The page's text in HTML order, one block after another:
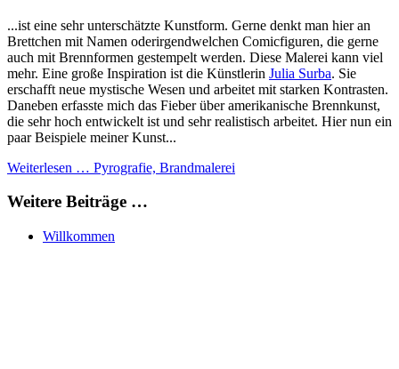
...ist eine sehr unterschätzte Kunstform. Gerne denkt man hier an
Brettchen mit Namen oderirgendwelchen Comicfiguren, die gerne
auch mit Brennformen gestempelt werden. Diese Malerei kann viel
mehr. Eine große Inspiration ist die Künstlerin Julia Surba. Sie
erschafft neue mystische Wesen und arbeitet mit starken Kontrasten.
Daneben erfasste mich das Fieber über amerikanische Brennkunst,
die sehr hoch entwickelt ist und sehr realistisch arbeitet. Hier nun ein
paar Beispiele meiner Kunst...
Weiterlesen … Pyrografie, Brandmalerei
Weitere Beiträge …
Willkommen